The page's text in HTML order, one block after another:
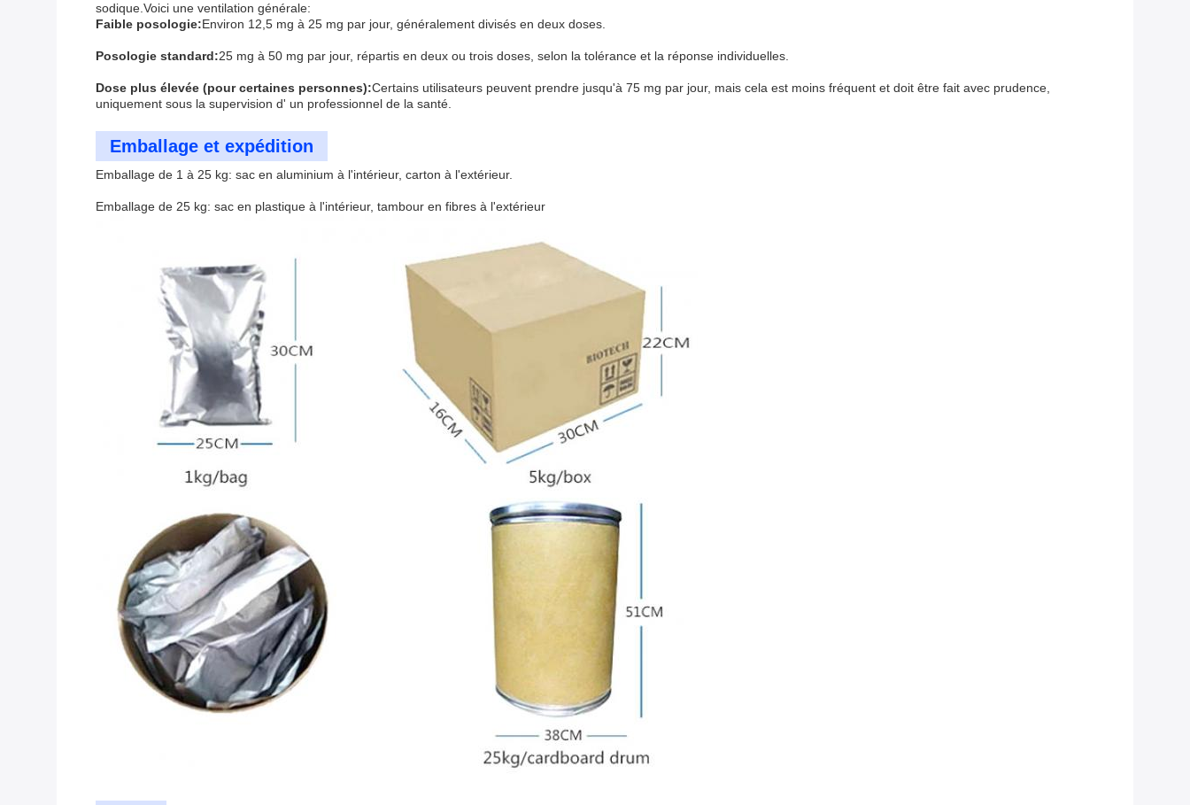
sodique.Voici une ventilation générale:
Faible posologie:Environ 12,5 mg à 25 mg par jour, généralement divisés en deux doses.
Posologie standard:25 mg à 50 mg par jour, répartis en deux ou trois doses, selon la tolérance et la réponse individuelles.
Dose plus élevée (pour certaines personnes):Certains utilisateurs peuvent prendre jusqu'à 75 mg par jour, mais cela est moins fréquent et doit être fait avec prudence,
uniquement sous la supervision d' un professionnel de la santé.
Emballage et expédition
Emballage de 1 à 25 kg: sac en aluminium à l'intérieur, carton à l'extérieur.
Emballage de 25 kg: sac en plastique à l'intérieur, tambour en fibres à l'extérieur